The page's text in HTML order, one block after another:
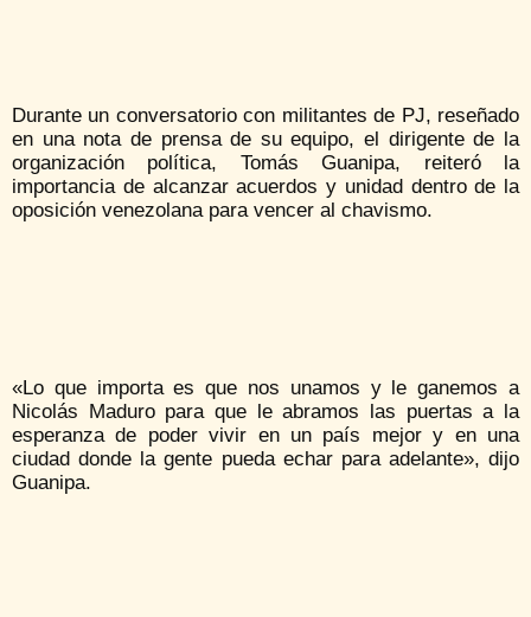
Durante un conversatorio con militantes de PJ, reseñado
en una nota de prensa de su equipo, el dirigente de la
organización política, Tomás Guanipa, reiteró la
importancia de alcanzar acuerdos y unidad dentro de la
oposición venezolana para vencer al chavismo.
«Lo que importa es que nos unamos y le ganemos a
Nicolás Maduro para que le abramos las puertas a la
esperanza de poder vivir en un país mejor y en una
ciudad donde la gente pueda echar para adelante», dijo
Guanipa.